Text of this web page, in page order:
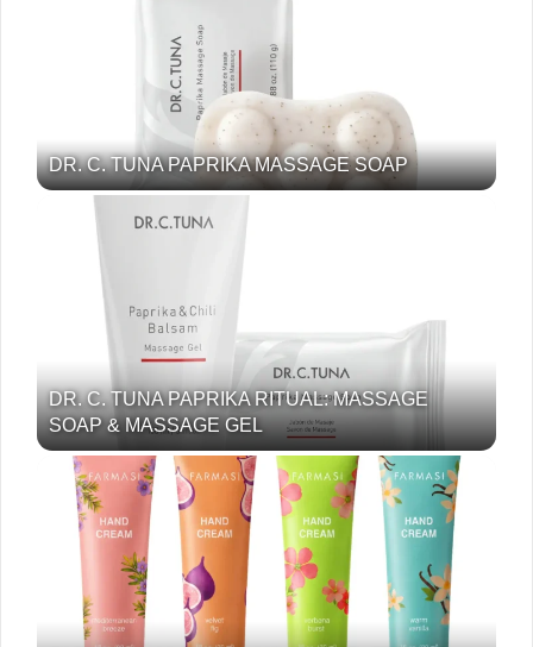
DR. C. TUNA PAPRIKA MASSAGE SOAP
DR. C. TUNA PAPRIKA RITUAL: MASSAGE
SOAP & MASSAGE GEL